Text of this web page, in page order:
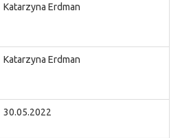
Katarzyna Erdman
Katarzyna Erdman
30.05.2022